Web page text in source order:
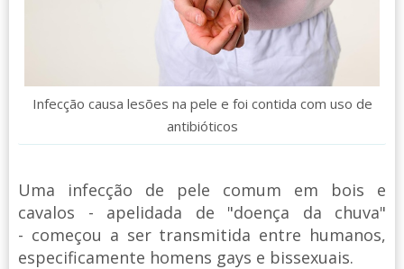
Infecção causa lesões na pele e foi contida com uso de
antibióticos
Uma infecção de pele comum em bois e
cavalos - apelidada de "doença da chuva"
- começou a ser transmitida entre humanos,
especificamente homens gays e bissexuais.